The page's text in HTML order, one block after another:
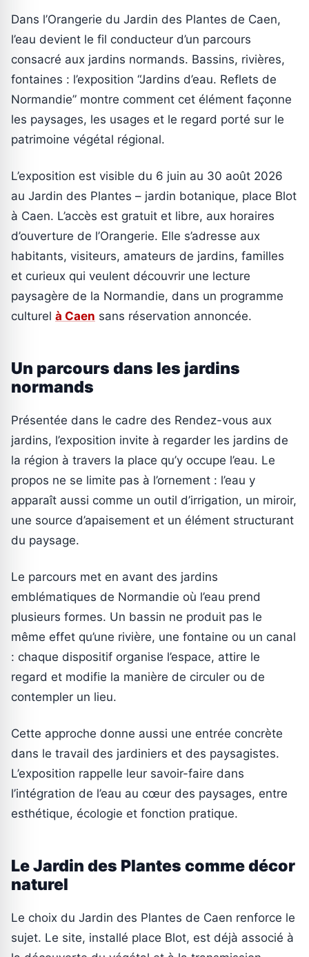
Dans l’Orangerie du Jardin des Plantes de Caen,
l’eau devient le fil conducteur d’un parcours
consacré aux jardins normands. Bassins, rivières,
fontaines : l’exposition “Jardins d’eau. Reflets de
Normandie” montre comment cet élément façonne
les paysages, les usages et le regard porté sur le
patrimoine végétal régional.
L’exposition est visible du 6 juin au 30 août 2026
au Jardin des Plantes – jardin botanique, place Blot
à Caen. L’accès est gratuit et libre, aux horaires
d’ouverture de l’Orangerie. Elle s’adresse aux
habitants, visiteurs, amateurs de jardins, familles
et curieux qui veulent découvrir une lecture
paysagère de la Normandie, dans un programme
culturel à Caen sans réservation annoncée.
Un parcours dans les jardins
normands
Présentée dans le cadre des Rendez-vous aux
jardins, l’exposition invite à regarder les jardins de
la région à travers la place qu’y occupe l’eau. Le
propos ne se limite pas à l’ornement : l’eau y
apparaît aussi comme un outil d’irrigation, un miroir,
une source d’apaisement et un élément structurant
du paysage.
Le parcours met en avant des jardins
emblématiques de Normandie où l’eau prend
plusieurs formes. Un bassin ne produit pas le
même effet qu’une rivière, une fontaine ou un canal
: chaque dispositif organise l’espace, attire le
regard et modifie la manière de circuler ou de
contempler un lieu.
Cette approche donne aussi une entrée concrète
dans le travail des jardiniers et des paysagistes.
L’exposition rappelle leur savoir-faire dans
l’intégration de l’eau au cœur des paysages, entre
esthétique, écologie et fonction pratique.
Le Jardin des Plantes comme décor
naturel
Le choix du Jardin des Plantes de Caen renforce le
sujet. Le site, installé place Blot, est déjà associé à